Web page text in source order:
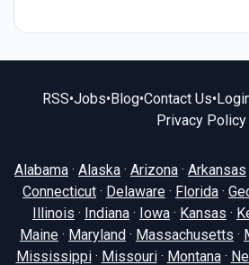
RSS•Jobs• Blog•Contact Us•
Privacy Policy
Alabama · Alaska · Arizona · Arkansas
Connecticut · Delaware · Florida ·
Illinois · Indiana · Iowa · Kansas ·
Maine · Maryland · Massachusetts ·
Mississippi· Missouri· Montana·